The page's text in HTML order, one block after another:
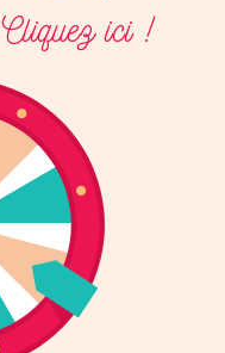
Cliquez ici !